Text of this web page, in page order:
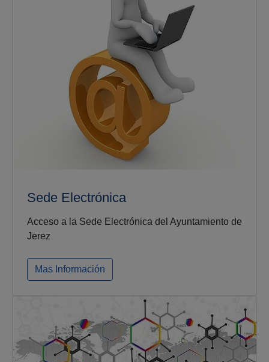
Sede Electrónica
Acceso a la Sede Electrónica del Ayuntamiento de
Jerez
Mas Información